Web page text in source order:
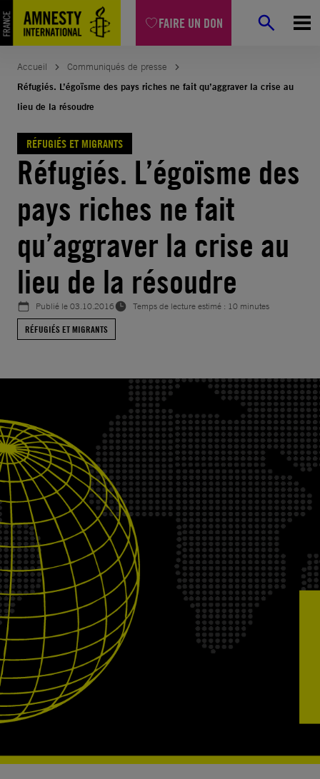
FAIRE UN DON
Aller
au
contenu
Accueil
Communiqués de presse
Réfugiés. L’égoïsme des pays riches ne fait qu’aggraver la crise au
lieu de la résoudre
RÉFUGIÉS ET MIGRANTS
Réfugiés. L’égoïsme des
pays riches ne fait
qu’aggraver la crise au
lieu de la résoudre
Publié le03.10.2016
Temps de lecture estimé : 10 minutes
RÉFUGIÉS ET MIGRANTS